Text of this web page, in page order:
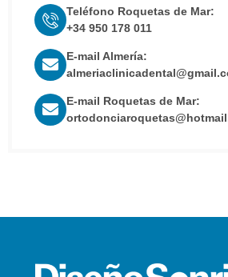
Teléfono Roquetas de Mar:
+34 950 178 011
E-mail Almería:
E-mail Roquetas de Mar: